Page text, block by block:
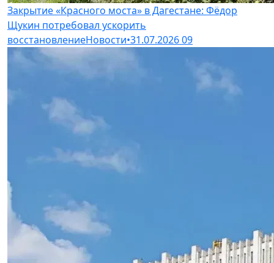
Закрытие «Красного моста» в Дагестане: Фёдор
Щукин потребовал ускорить
восстановлениеНовости•31.07.202609